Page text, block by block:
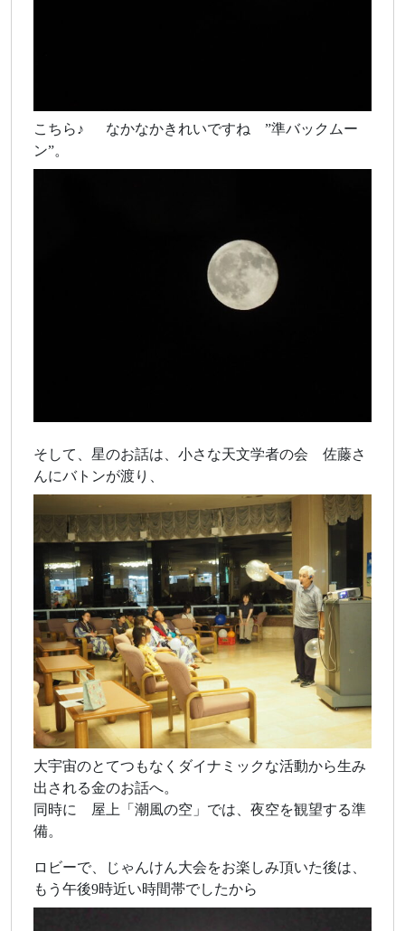
こちら♪ なかなかきれいですね ”準バックムー
ン”。
そして、星のお話は、小さな天文学者の会 佐藤さ
んにバトンが渡り、
大宇宙のとてつもなくダイナミックな活動から生み
出される金のお話へ。
同時に 屋上「潮風の空」では、夜空を観望する準
備。
ロビーで、じゃんけん大会をお楽しみ頂いた後は、
もう午後9時近い時間帯でしたから